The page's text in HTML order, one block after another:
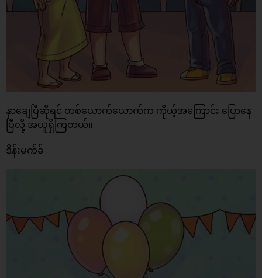
နှာချေပြီဆိုရင် တစ်ယောက်ယောက်က ကိုယ့်အကြောင်း ပြောနေ
ပြီလို့ အယူရှိကြတယ်။
ဒိန်းမက်ခ်